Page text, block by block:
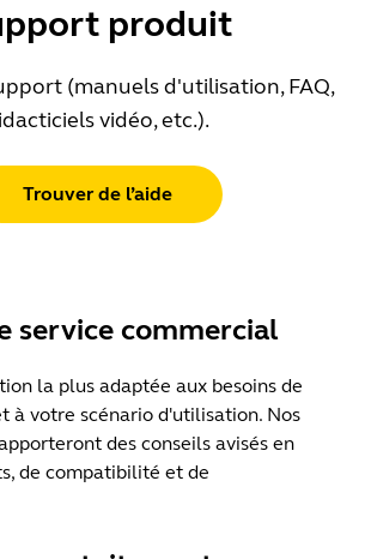
produit
(manuels d'utilisation, FAQ,
vidéo, etc.).
Trouver de l’aide
service commercial
la plus adaptée aux besoins de
à votre scénario d'utilisation. Nos
des conseils avisés en
de compatibilité et de